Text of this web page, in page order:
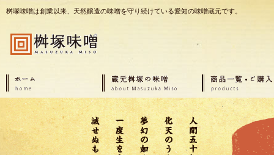
桝塚味噌は創業以来、天然醸造の味噌を守り続けている愛知の味噌蔵元です。